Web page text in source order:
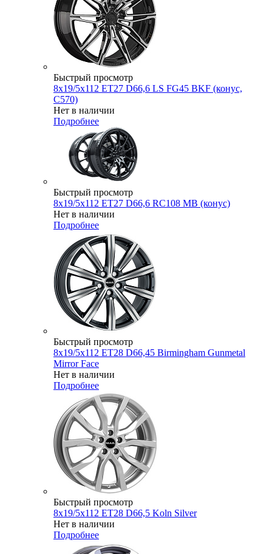
Быстрый просмотр
8x19/5x112 ET27 D66,6 LS FG45 BKF (конус,
C570)
Нет в наличии
Подробнее
Быстрый просмотр
8x19/5x112 ET27 D66,6 RC108 MB (конус)
Нет в наличии
Подробнее
Быстрый просмотр
8x19/5x112 ET28 D66,45 Birmingham Gunmetal
Mirror Face
Нет в наличии
Подробнее
Быстрый просмотр
8x19/5x112 ET28 D66,5 Koln Silver
Нет в наличии
Подробнее